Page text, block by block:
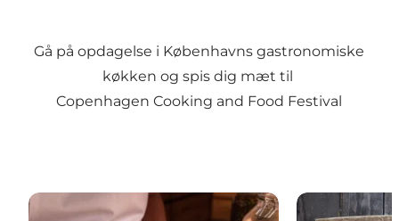
Gå på opdagelse i Københavns gastronomiske
køkken og spis dig mæt til
Copenhagen Cooking and Food Festival
Michelinrestauranter i København Københavns